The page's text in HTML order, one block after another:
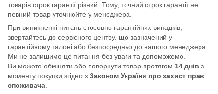
товарів строк гарантії різний. Тому, точний строк гарантії не
певний товар уточнюйте у менеджера.
При виникненні питань стосовно гарантійних випадків,
звертайтесь до сервісного центру, що зазначений у
гарантійному талоні або безпосредньо до нашого менеджера.
Ми не залишимо це питання без уваги та допоможемо.
Ви можете обміняти або повернути товар протягом 14 днів з
моменту покупки згідно з Законом України про захист прав
споживача